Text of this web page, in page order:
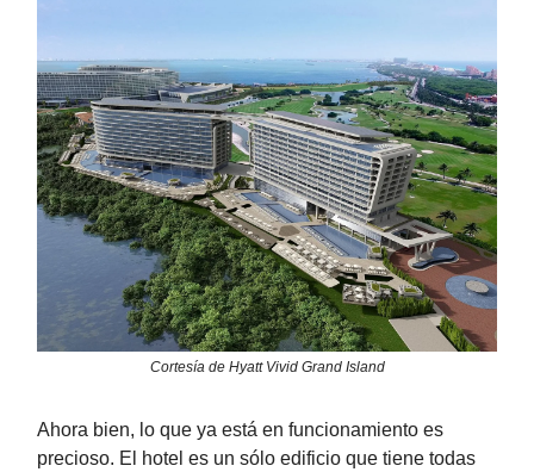
Cortesía de Hyatt Vivid Grand Island
Ahora bien, lo que ya está en funcionamiento es
precioso. El hotel es un sólo edificio que tiene todas